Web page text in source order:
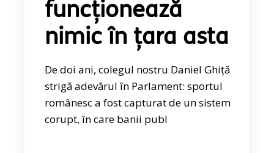
funcționează
nimic în țara asta
De doi ani, colegul nostru Daniel Ghiță
strigă adevărul în Parlament: sportul
românesc a fost capturat de un sistem
corupt, în care banii publ